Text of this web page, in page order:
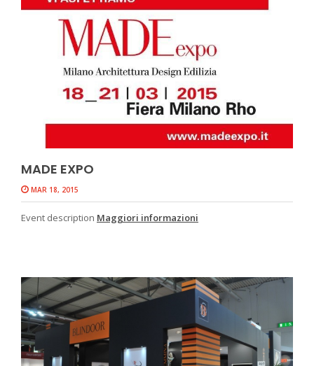
MADE EXPO
MAR 18, 2015
Event description Maggiori informazioni